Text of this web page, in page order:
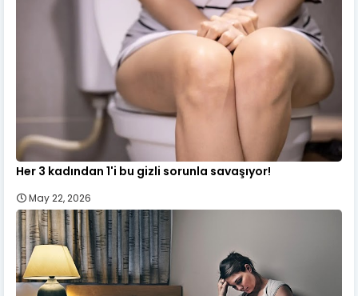
Her 3 kadından 1'i bu gizli sorunla savaşıyor!
May 22, 2026